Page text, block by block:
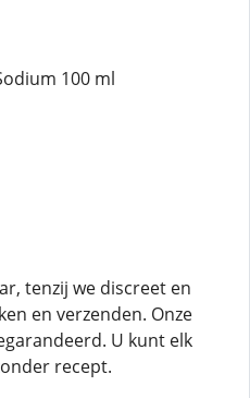
100 ml
tenzij we discreet en
en verzenden. Onze
U kunt elk
recept.